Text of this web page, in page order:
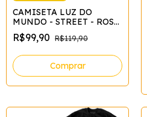
CAMISETA LUZ DO
MUNDO - STREET - ROSA
BARBIE*
R$99,90 R$119,90
Comprar